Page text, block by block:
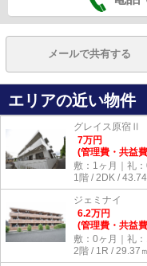
メールで共有する
エリアの近い物件
グレイス原宿Ⅱ
7万円
(管理費・共益
敷：1ヶ月｜礼：
1階 / 2DK /
ジェミナイ
6.2万円
(管理費・共益
敷：0ヶ月｜礼：
2階 / 1R / 29.37